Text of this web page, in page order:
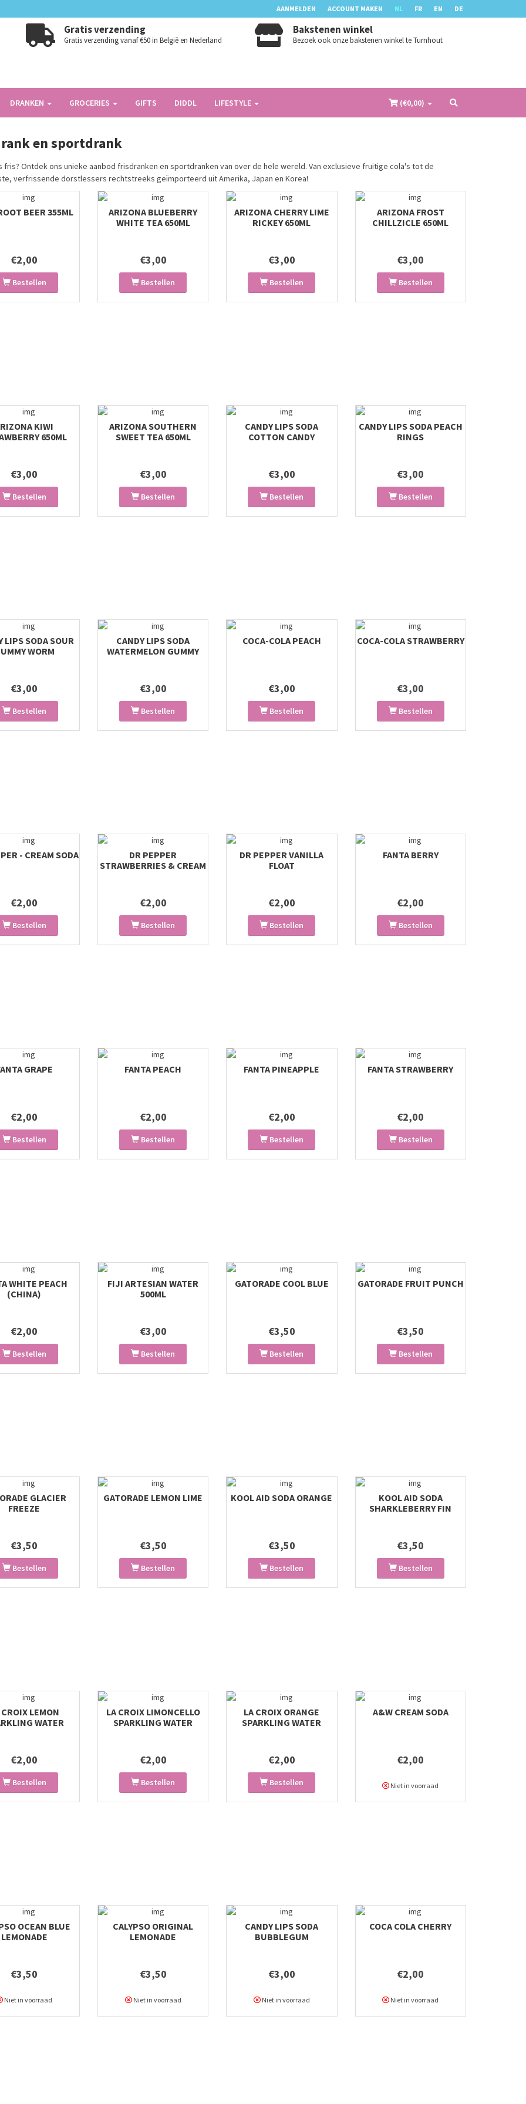
AANMELDEN ACCOUNT MAKEN NL FR EN DE
Gratis verzending
Gratis verzending vanaf €50 in België en Nederland
Bakstenen winkel
Bezoek ook onze bakstenen winkel te Turnhout
DRANKEN GROCERIES GIFTS DIDDL LIFESTYLE (€0,00)
en sportdrank
fris? Ontdek ons unieke aanbod frisdranken en sportdranken van over de hele wereld. Van exclusieve fruitige cola's tot de
verfrissende dorstlessers rechtstreeks geïmporteerd uit Amerika, Japan en Korea!
BEER 355ML
€2,00
Bestellen
ARIZONA BLUEBERRY
WHITE TEA 650ML
€3,00
Bestellen
ARIZONA CHERRY LIME
RICKEY 650ML
€3,00
Bestellen
ARIZONA FROST
CHILLZICLE 650ML
€3,00
Bestellen
KIWI
650ML
€3,00
Bestellen
ARIZONA SOUTHERN
SWEET TEA 650ML
€3,00
Bestellen
CANDY LIPS SODA
COTTON CANDY
€3,00
Bestellen
CANDY LIPS SODA PEACH
RINGS
€3,00
Bestellen
LIPS SODA SOUR
WORM
€3,00
Bestellen
CANDY LIPS SODA
WATERMELON GUMMY
€3,00
Bestellen
COCA-COLA PEACH
€3,00
Bestellen
COCA-COLA STRAWBERRY
€3,00
Bestellen
- CREAM SODA
€2,00
Bestellen
DR PEPPER
STRAWBERRIES & CREAM
€2,00
Bestellen
DR PEPPER VANILLA
FLOAT
€2,00
Bestellen
FANTA BERRY
€2,00
Bestellen
GRAPE
€2,00
Bestellen
FANTA PEACH
€2,00
Bestellen
FANTA PINEAPPLE
€2,00
Bestellen
FANTA STRAWBERRY
€2,00
Bestellen
WHITE PEACH
(CHINA)
€2,00
Bestellen
FIJI ARTESIAN WATER
500ML
€3,00
Bestellen
GATORADE COOL BLUE
€3,50
Bestellen
GATORADE FRUIT PUNCH
€3,50
Bestellen
GLACIER
FREEZE
€3,50
Bestellen
GATORADE LEMON LIME
€3,50
Bestellen
KOOL AID SODA ORANGE
€3,50
Bestellen
KOOL AID SODA
SHARKLEBERRY FIN
€3,50
Bestellen
LEMON
WATER
€2,00
Bestellen
LA CROIX LIMONCELLO
SPARKLING WATER
€2,00
Bestellen
LA CROIX ORANGE
SPARKLING WATER
€2,00
Bestellen
A&W CREAM SODA
€2,00
Niet in voorraad
OCEAN BLUE
LEMONADE
€3,50
Niet in voorraad
CALYPSO ORIGINAL
LEMONADE
€3,50
Niet in voorraad
CANDY LIPS SODA
BUBBLEGUM
€3,00
Niet in voorraad
COCA COLA CHERRY
€2,00
Niet in voorraad